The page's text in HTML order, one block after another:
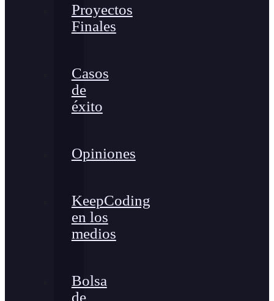
Proyectos
Finales
Casos
de
éxito
Opiniones
KeepCoding
en los
medios
Bolsa
de